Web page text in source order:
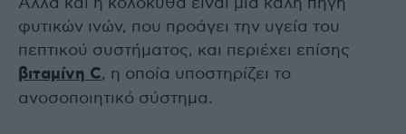
φυτικών ινών, που προάγει την υγεία του
πεπτικού συστήματος, και περιέχει επίσης
βιταμίνη C, η οποία υποστηρίζει το
ανοσοποιητικό σύστημα.